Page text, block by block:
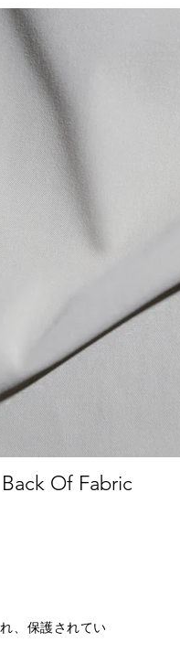
Back Of Fabric
、保護されてい